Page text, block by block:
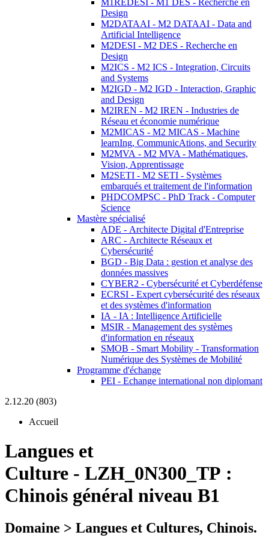
M1REDESI - M1 DES - Recherche en
Design
M2DATAAI - M2 DATAAI - Data and
Artificial Intelligence
M2DESI - M2 DES - Recherche en
Design
M2ICS - M2 ICS - Integration, Circuits
and Systems
M2IGD - M2 IGD - Interaction, Graphic
and Design
M2IREN - M2 IREN - Industries de
Réseau et économie numérique
M2MICAS - M2 MICAS - Machine
learnIng, CommunicAtions, and Security
M2MVA - M2 MVA - Mathématiques,
Vision, Apprentissage
M2SETI - M2 SETI - Systèmes
embarqués et traitement de l'information
PHDCOMPSC - PhD Track - Computer
Science
Mastère spécialisé
ADE - Architecte Digital d'Entreprise
ARC - Architecte Réseaux et
Cybersécurité
BGD - Big Data : gestion et analyse des
données massives
CYBER2 - Cybersécurité et Cyberdéfense
ECRSI - Expert cybersécurité des réseaux
et des systèmes d'information
IA - IA : Intelligence Artificielle
MSIR - Management des systèmes
d'information en réseaux
SMOB - Smart Mobility - Transformation
Numérique des Systèmes de Mobilité
Programme d'échange
PEI - Echange international non diplomant
2.12.20 (803)
Accueil
Langues et
Culture - LZH_0N300_TP :
Chinois général niveau B1
Domaine > Langues et Cultures, Chinois.